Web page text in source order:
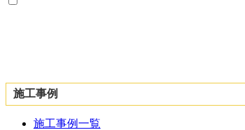
施工事例
施工事例一覧